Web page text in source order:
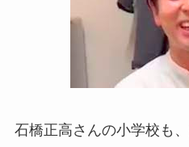
石橋正高さんの小学校も